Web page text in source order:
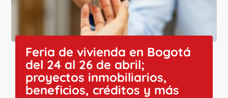
Feria de vivienda en Bogotá
del 24 al 26 de abril;
proyectos inmobiliarios,
beneficios, créditos y más